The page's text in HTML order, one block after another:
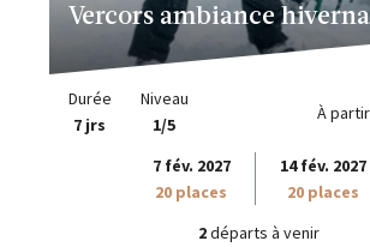
Vercors ambiance
Durée
7 jrs
Niveau
1/5
À
7 fév. 2027
20 places
14 fév. 2027
20 places
2départs à venir